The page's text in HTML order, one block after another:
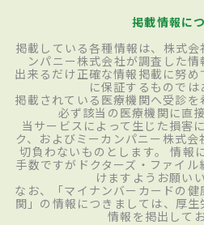
掲載情報に
掲載している各種情報は、株式
ンパニー株式会社が調査した情
出来るだけ正確な情報掲載に努
に保証するものでは
掲載されている医療機関へ受診
必ず該当の医療機関に直
当サービスによって生じた損害
ク、およびミーカンパニー株式
切負わないものとします。 情報
手数ですがドクターズ・ファイ
けますようお願い
なお、「マイナンバーカードの
関」の情報につきましては、厚生
情報を掲出して